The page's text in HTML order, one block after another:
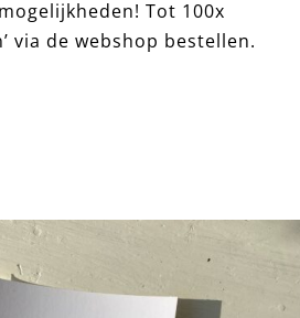
Tot 100x
via de webshop bestellen.